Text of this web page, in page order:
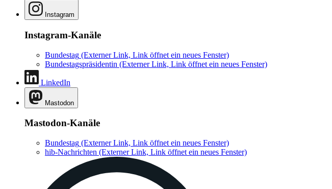
Instagram
Instagram-Kanäle
Bundestag (Externer Link, Link öffnet ein neues Fenster)
Bundestagspräsidentin (Externer Link, Link öffnet ein neues Fenster)
LinkedIn
Mastodon
Mastodon-Kanäle
Bundestag (Externer Link, Link öffnet ein neues Fenster)
hib-Nachrichten (Externer Link, Link öffnet ein neues Fenster)